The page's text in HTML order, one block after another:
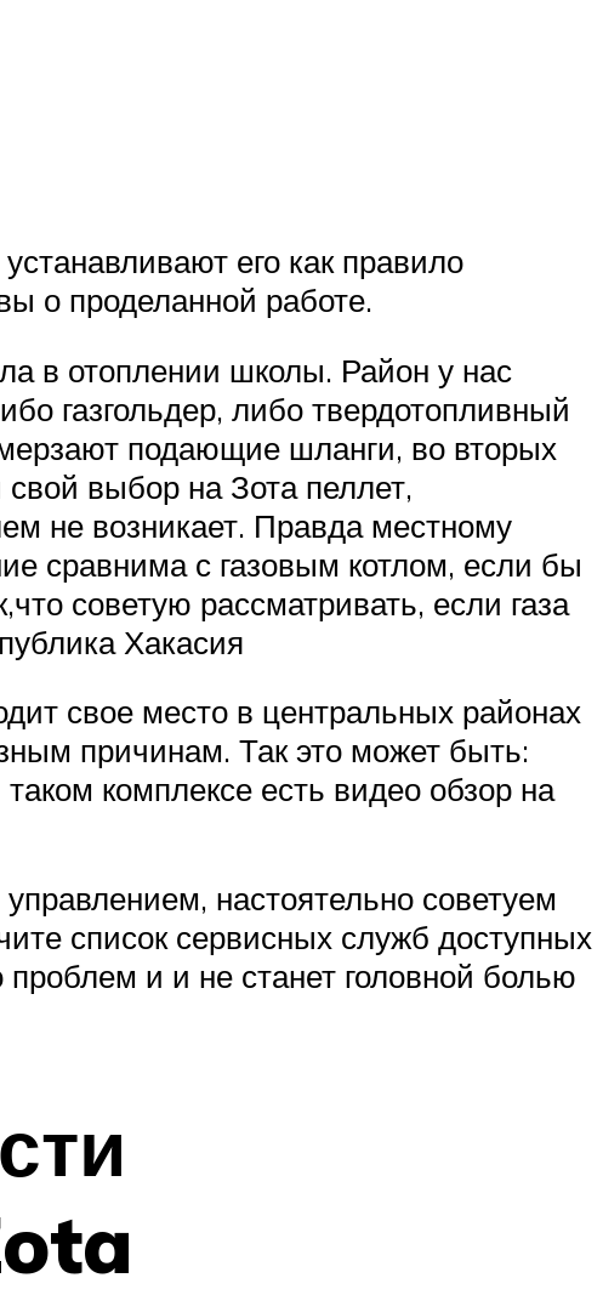
его как правило
о проделанной работе.
в отоплении школы. Район у нас
газгольдер, либо твердотопливный
подающие шланги, во вторых
выбор на Зота пеллет,
не возникает. Правда местному
сравнима с газовым котлом, если бы
советую рассматривать, если газа
Хакасия
свое место в центральных районах
причинам. Так это может быть:
комплексе есть видео обзор на
настоятельно советуем
список сервисных служб доступных
и и не станет головной болью